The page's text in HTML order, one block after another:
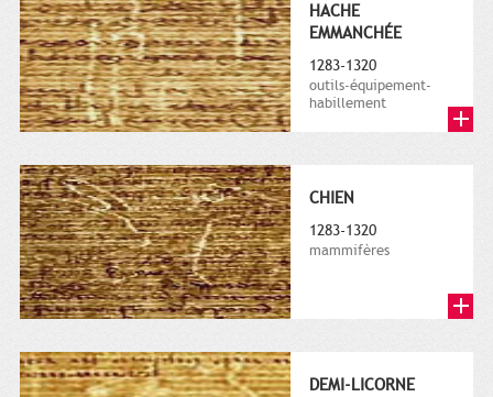
HACHE
EMMANCHÉE
1283-1320
outils-équipement-
habillement
CHIEN
1283-1320
mammifères
DEMI-LICORNE